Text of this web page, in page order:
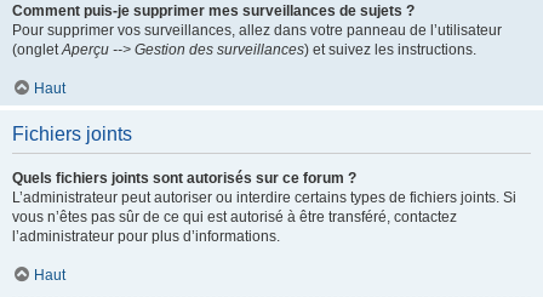
Comment puis-je supprimer mes surveillances de sujets ?
Pour supprimer vos surveillances, allez dans votre panneau de l’utilisateur
(ongletAperçu --> Gestion des surveillances) et suivez les instructions.
Haut
Fichiers joints
Quels fichiers joints sont autorisés sur ce forum ?
L’administrateur peut autoriser ou interdire certains types de fichiers joints. Si
vous n’êtes pas sûr de ce qui est autorisé à être transféré, contactez
l’administrateur pour plus d’informations.
Haut